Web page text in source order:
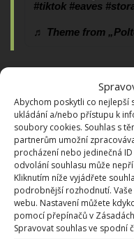
Abychom poskytli co nejlepší
ukládání a/nebo přístupu k
soubory cookies. Souhlas s
partnerům umožní
procházení nebo jedinečná
odvolání souhlasu může
Kliknutím níže vyjádřete
podrobnější rozhodnutí.
webu. Nastavení můžete
pomocí přepínačů v
Spravovat souhlas ve spodní
#tiktok #eaves
♬ Theme from
hororový okamžik a
Řada sledujících je
nezůstávali v něm,
znamením.Podle
prokletáa nepřinese
nějakého důvodu byl
však je, že taková
kufru, může být pro